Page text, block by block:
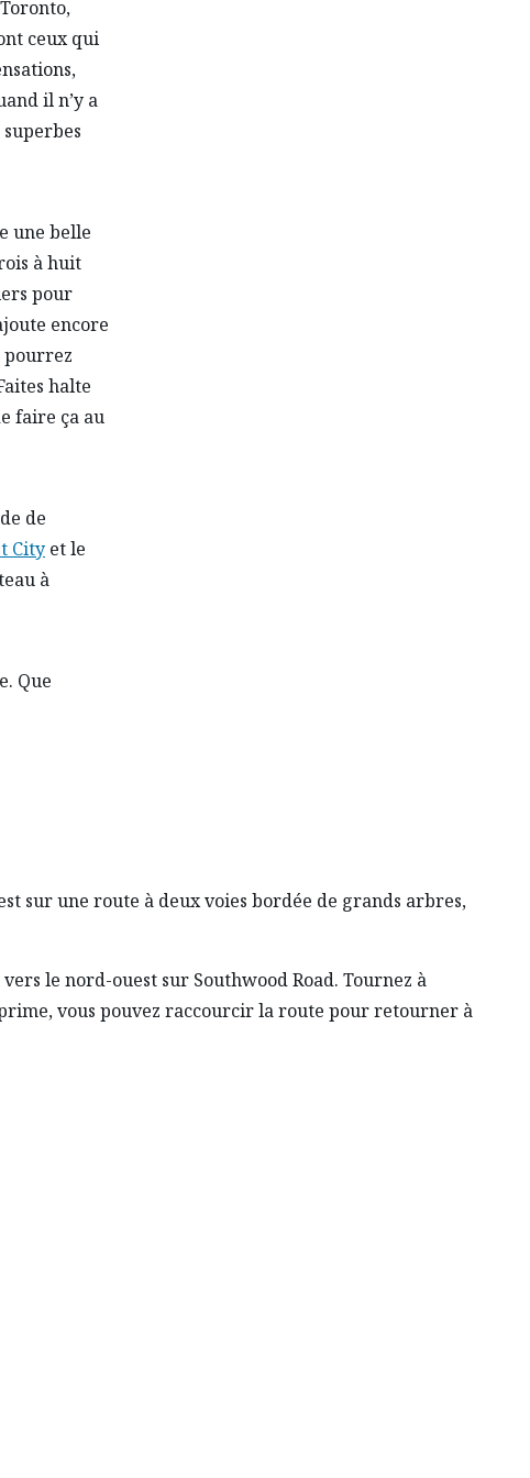
ceux qui
il n’y a
une belle
à huit
pour
encore
pourrez
halte
faire ça au
de
City et le
à
Que
sur une route à deux voies bordée de grands arbres,
le nord-ouest sur Southwood Road. Tournez à
vous pouvez raccourcir la route pour retourner à